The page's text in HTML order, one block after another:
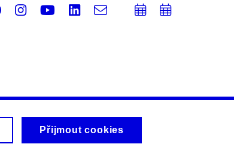
Facebook
Instagram
Youtube
LinkedIn
e-
PřidatPřidat
Přijmout cookies